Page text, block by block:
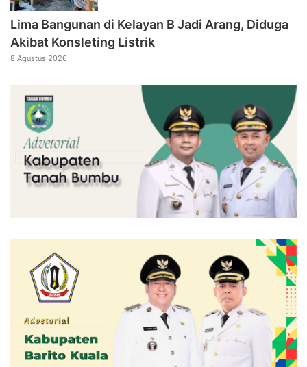
Lima Bangunan di Kelayan B Jadi Arang, Diduga
Akibat Konsleting Listrik
8 Agustus 2026